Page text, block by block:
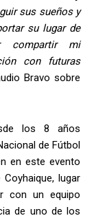
sus sueños y
su lugar de
compartir mi
con futuras
Bravo sobre
los 8 años
de Fútbol
en este evento
lugar
con un equipo
de uno de los